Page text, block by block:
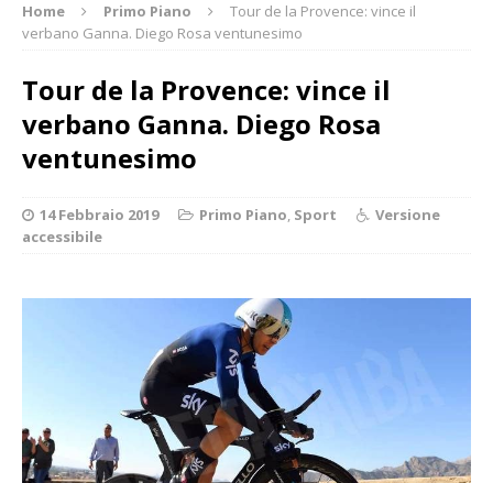
Home Primo Piano
Tour de la Provence: vince il
verbano Ganna. Diego Rosa ventunesimo
Tour de la Provence: vince il
verbano Ganna. Diego Rosa
ventunesimo
14 Febbraio 2019 Primo Piano, Sport
Versione
accessibile